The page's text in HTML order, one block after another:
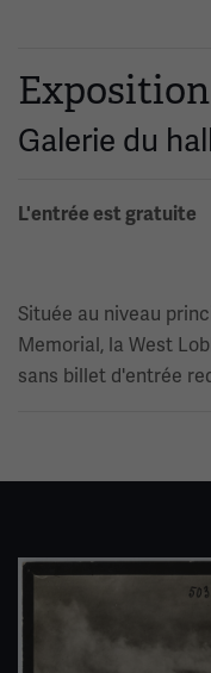
Exposition
Galerie du
L'entrée est gratuite
Située au niveau
Memorial, la West
sans billet d'entrée
Image(s)